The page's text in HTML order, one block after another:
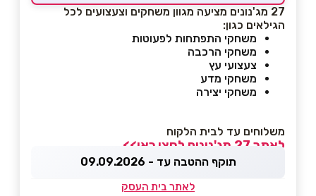
27 מג'נונים מציעה מגוון משחקים וצעצועים לכל
הגילאים כגון:
משחקי התפתחות לפעוטות
משחקי הרכבה
צעצועי עץ
משחקי מדע
משחקי יצירה
משלוחים עד לבית הלקוח
לאתר 27 מג'נונים לחצו כאן>>
תוקף ההטבה עד - 09.09.2026
לאתר בית העסק